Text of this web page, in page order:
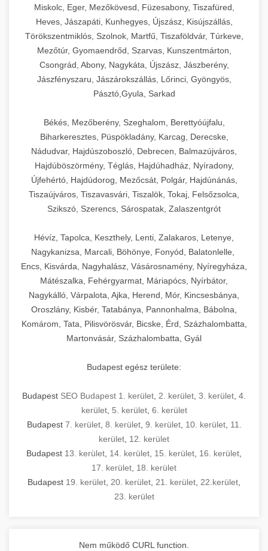
Miskolc, Eger, Mezőkövesd, Füzesabony, Tiszafüred,
Heves, Jászapáti, Kunhegyes, Újszász, Kisújszállás,
Törökszentmiklós, Szolnok, Martfű, Tiszaföldvár, Túrkeve,
Mezőtúr, Gyomaendrőd, Szarvas, Kunszentmárton,
Csongrád, Abony, Nagykáta, Újszász, Jászberény,
Jászfényszaru, Jászárokszállás, Lőrinci, Gyöngyös,
Pásztó,Gyula, Sarkad
Békés, Mezőberény, Szeghalom, Berettyóújfalu,
Biharkeresztes, Püspökladány, Karcag, Derecske,
Nádudvar, Hajdúszoboszló, Debrecen, Balmazújváros,
Hajdúböszörmény, Téglás, Hajdúhadház, Nyíradony,
Újfehértó, Hajdúdorog, Mezőcsát, Polgár, Hajdúnánás,
Tiszaújváros, Tiszavasvári, Tiszalök, Tokaj, Felsőzsolca,
Szikszó, Szerencs, Sárospatak, Zalaszentgrót
Hévíz, Tapolca, Keszthely, Lenti, Zalakaros, Letenye,
Nagykanizsa, Marcali, Böhönye, Fonyód, Balatonlelle,
Encs, Kisvárda, Nagyhalász, Vásárosnamény, Nyíregyháza,
Mátészalka, Fehérgyarmat, Máriapócs, Nyírbátor,
Nagykálló, Várpalota, Ajka, Herend, Mór, Kincsesbánya,
Oroszlány, Kisbér, Tatabánya, Pannonhalma, Bábolna,
Komárom, Tata, Pilisvörösvár, Bicske, Érd, Százhalombatta,
Martonvásár, Százhalombatta, Gyál
Budapest egész területe:
Budapest SEO Budapest 1. kerület 2. kerület 3. kerület 4.
kerület, 5. kerület, 6. kerület
Budapest 7. kerület, 8. kerület, 9. kerület, 10. kerület, 11.
kerület 12. kerület
Budapest 13. kerület 14. kerület 15. kerület 16. kerület
17. kerület 18. kerület
Budapest 19. kerület 20. kerület 21. kerület 22.kerület
23. kerület
Nem működő CURL function.